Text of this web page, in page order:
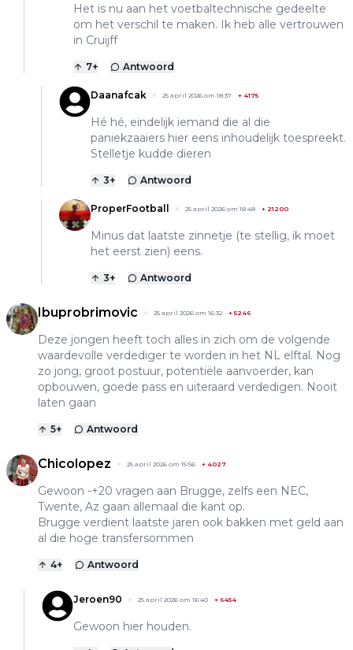
Het is nu aan het voetbaltechnische gedeelte
om het verschil te maken. Ik heb alle vertrouwen
in Cruijff
7+ Antwoord
Daanafcak 25 april 2026 om 18:37 + 4175
Hé hé, eindelijk iemand die al die
paniekzaaiers hier eens inhoudelijk toespreekt.
Stelletje kudde dieren
3+ Antwoord
ProperFootball 25 april 2026 om 18:48 + 21200
Minus dat laatste zinnetje (te stellig, ik moet
het eerst zien) eens.
3+ Antwoord
Ibuprobrimovic 25 april 2026 om 16:32 + 5246
Deze jongen heeft toch alles in zich om de volgende
waardevolle verdediger te worden in het NL elftal. Nog
zo jong, groot postuur, potentiële aanvoerder, kan
opbouwen, goede pass en uiteraard verdedigen. Nooit
laten gaan
5+ Antwoord
Chicolopez 25 april 2026 om 15:56 + 4027
Gewoon -+20 vragen aan Brugge, zelfs een NEC,
Twente, Az gaan allemaal die kant op.
Brugge verdient laatste jaren ook bakken met geld aan
al die hoge transfersommen
4+ Antwoord
Jeroen90 25 april 2026 om 16:40 + 6454
Gewoon hier houden.